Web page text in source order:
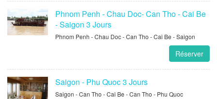
Phnom Penh - Chau Doc- Can Tho - Cai Be
- Saigon 3 Jours
Phnom Penh - Chau Doc - Can Tho - Cai Be - Saigon
Réserver
Saigon - Phu Quoc 3 Jours
Saigon - Can Tho - Cai Be - Can Tho - Phu Quoc